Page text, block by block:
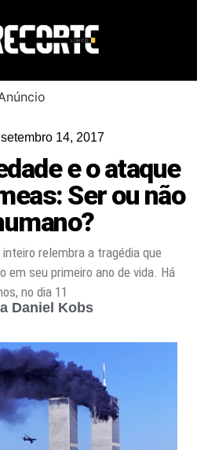
setembro 14, 2017
e o ataque
Ser ou não
relembra a tragédia que
em seu primeiro ano de vida. Há
no dia 11
Daniel Kobs